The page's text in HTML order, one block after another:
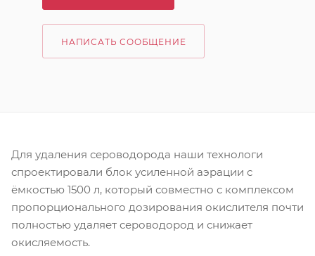
НАПИСАТЬ СООБЩЕНИЕ
Для удаления сероводорода наши технологи
спроектировали блок усиленной аэрации с
ёмкостью 1500 л, который совместно с комплексом
пропорционального дозирования окислителя почти
полностью удаляет сероводород и снижает
окисляемость.